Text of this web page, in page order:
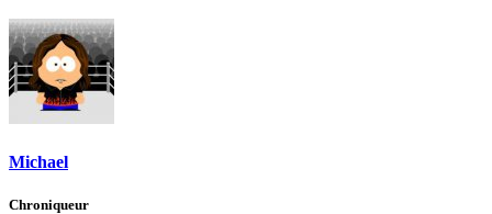
Michael
Chroniqueur